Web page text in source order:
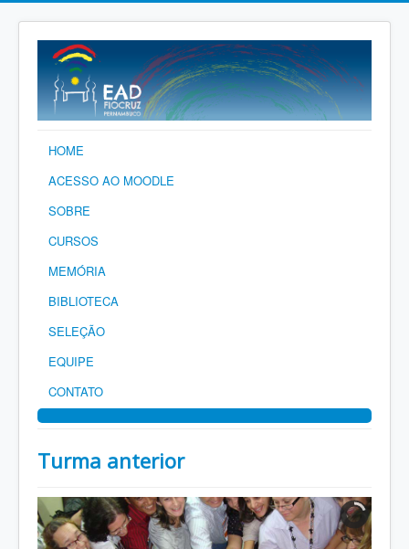
HOME
ACESSO AO MOODLE
SOBRE
CURSOS
MEMÓRIA
BIBLIOTECA
SELEÇÃO
EQUIPE
CONTATO
Turma anterior